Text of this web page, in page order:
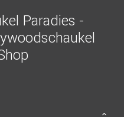
Paradies -